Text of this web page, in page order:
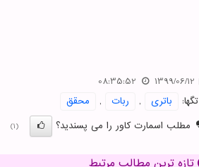
1399/06/12
08:35:52
تگها:
باتری , ربات ,
محقق
مطلب اسمارت کاور را می پسندید؟
(1)
تازه ترین مطالب مرتبط